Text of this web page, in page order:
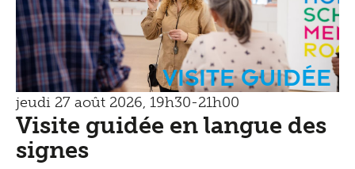
Visite guidée
jeudi 27 août 2026, 19h30-21h00
Visite guidée en langue des
signes